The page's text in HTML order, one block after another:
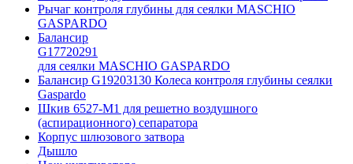
Рычаг контроля глубины для сеялки MASCHIO
GASPARDO
Балансир
G17720291
для сеялки MASCHIO GASPARDO
Балансир G19203130 Колеса контроля глубины сеялки
Gaspardo
Шкив 6527-М1 для решетно воздушного
(аспирационного) сепаратора
Корпус шлюзового затвора
Дышло